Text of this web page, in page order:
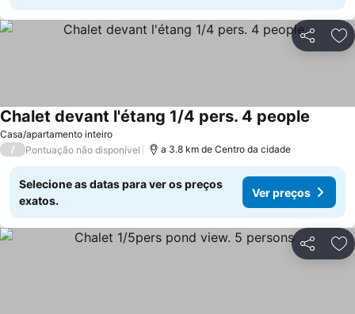
Partilhar
Casa/apartamento inteiro
Chalet devant l'étang 1/4 pers. 4 people
/ Pontuação não disponível a 3.8 km de Centro da cidade
Selecione as datas para ver os preços
exatos.
Ver preços
Partilhar